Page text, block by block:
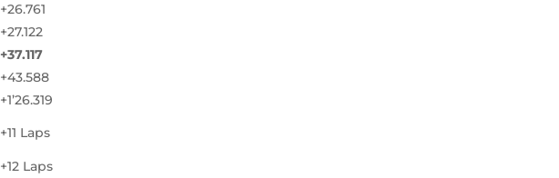
+26.761
+27.122
+37.117
+43.588
+1’26.319
+11 Laps
+12 Laps